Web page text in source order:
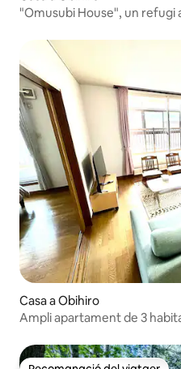
"Omusubi House", un refugi
companyia.
Casa a Obihiro
Ampli apartament de 3
aire condicionat, calefacció
cotxes. 120 metres